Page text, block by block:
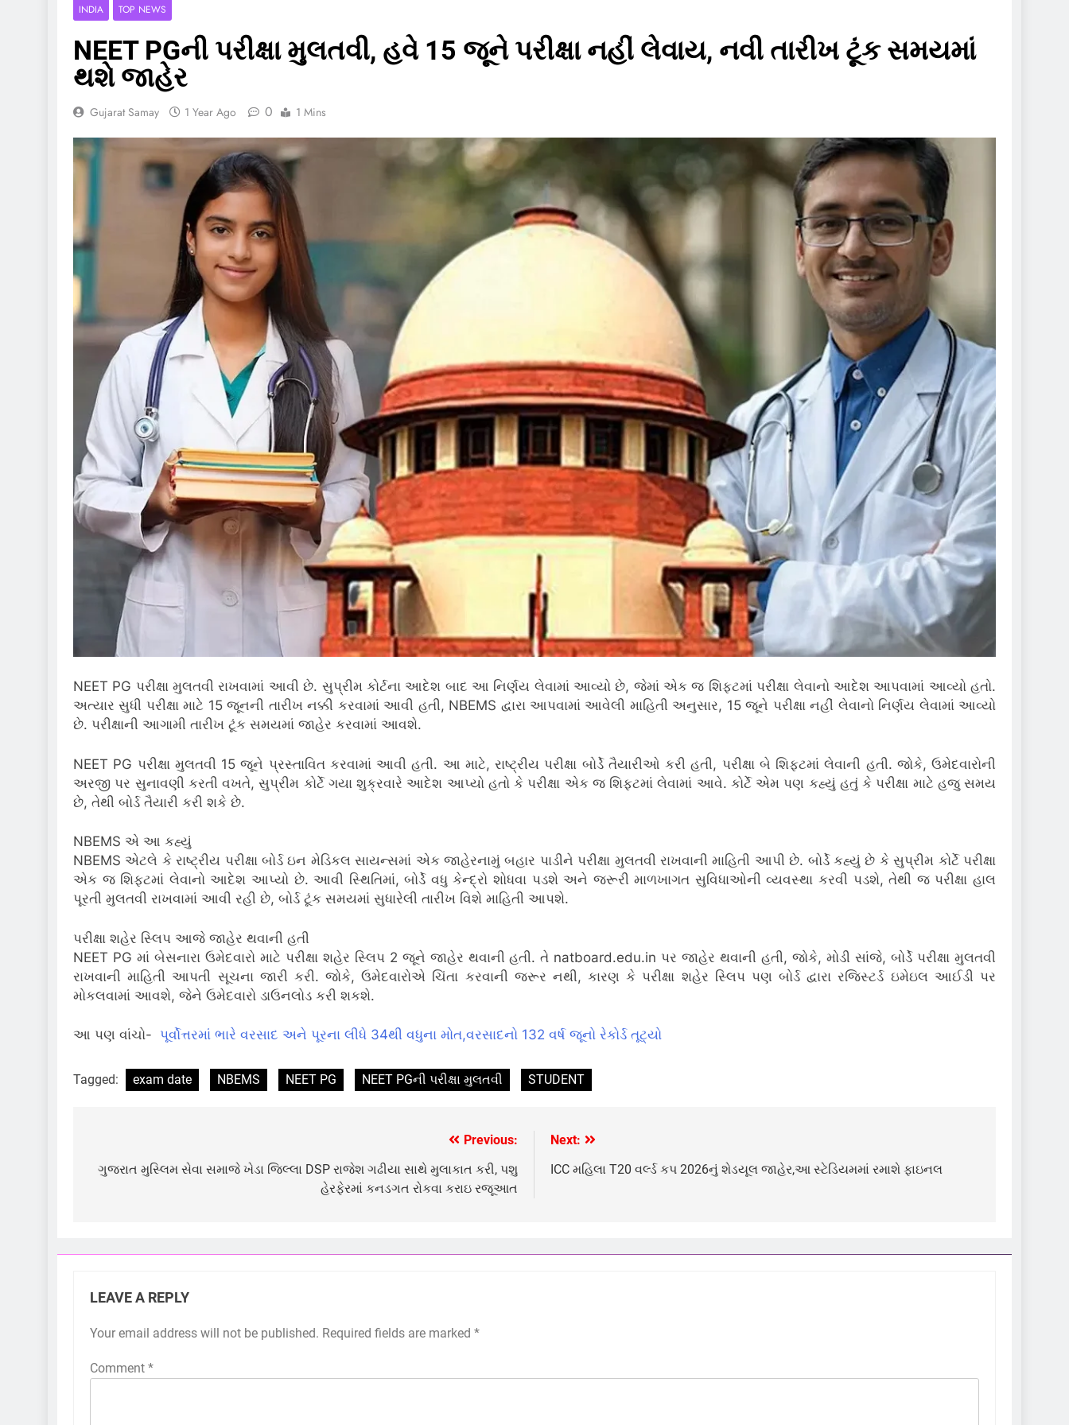
INDIA TOP NEWS
NEET PGની પરીક્ષા મુલતવી, હવે 15 જૂને પરીક્ષા નહીં લેવાય, નવી તારીખ ટૂંક સમયમાં
થશે જાહેર
Gujarat Samay 1 Year Ago 0 1 Mins
NEET PG પરીક્ષા મુલતવી રાખવામાં આવી છે. સુપ્રીમ કોર્ટના આદેશ બાદ આ નિર્ણય લેવામાં આવ્યો છે, જેમાં એક જ શિફ્ટમાં પરીક્ષા લેવાનો આદેશ આપવામાં આવ્યો હતો.
અત્યાર સુધી પરીક્ષા માટે 15 જૂનની તારીખ નક્કી કરવામાં આવી હતી, NBEMS દ્વારા આપવામાં આવેલી માહિતી અનુસાર, 15 જૂને પરીક્ષા નહીં લેવાનો નિર્ણય લેવામાં આવ્યો
છે. પરીક્ષાની આગામી તારીખ ટૂંક સમયમાં જાહેર કરવામાં આવશે.
NEET PG પરીક્ષા મુલતવી 15 જૂને પ્રસ્તાવિત કરવામાં આવી હતી. આ માટે, રાષ્ટ્રીય પરીક્ષા બોર્ડે તૈયારીઓ કરી હતી, પરીક્ષા બે શિફ્ટમાં લેવાની હતી. જોકે, ઉમેદવારોની
અરજી પર સુનાવણી કરતી વખતે, સુપ્રીમ કોર્ટે ગયા શુક્રવારે આદેશ આપ્યો હતો કે પરીક્ષા એક જ શિફ્ટમાં લેવામાં આવે. કોર્ટે એમ પણ કહ્યું હતું કે પરીક્ષા માટે હજુ સમય
છે, તેથી બોર્ડ તૈયારી કરી શકે છે.
NBEMS એ આ કહ્યું
NBEMS એટલે કે રાષ્ટ્રીય પરીક્ષા બોર્ડ ઇન મેડિકલ સાયન્સમાં એક જાહેરનામું બહાર પાડીને પરીક્ષા મુલતવી રાખવાની માહિતી આપી છે. બોર્ડે કહ્યું છે કે સુપ્રીમ કોર્ટે પરીક્ષા
એક જ શિફ્ટમાં લેવાનો આદેશ આપ્યો છે. આવી સ્થિતિમાં, બોર્ડે વધુ કેન્દ્રો શોધવા પડશે અને જરૂરી માળખાગત સુવિધાઓની વ્યવસ્થા કરવી પડશે, તેથી જ પરીક્ષા હાલ
પૂરતી મુલતવી રાખવામાં આવી રહી છે, બોર્ડ ટૂંક સમયમાં સુધારેલી તારીખ વિશે માહિતી આપશે.
પરીક્ષા શહેર સ્લિપ આજે જાહેર થવાની હતી
NEET PG માં બેસનારા ઉમેદવારો માટે પરીક્ષા શહેર સ્લિપ 2 જૂને જાહેર થવાની હતી. તે natboard.edu.in પર જાહેર થવાની હતી, જોકે, મોડી સાંજે, બોર્ડે પરીક્ષા મુલતવી
રાખવાની માહિતી આપતી સૂચના જારી કરી. જોકે, ઉમેદવારોએ ચિંતા કરવાની જરૂર નથી, કારણ કે પરીક્ષા શહેર સ્લિપ પણ બોર્ડ દ્વારા રજિસ્ટર્ડ ઇમેઇલ આઈડી પર
મોકલવામાં આવશે, જેને ઉમેદવારો ડાઉનલોડ કરી શકશે.
આ પણ વાંચો- પૂર્વોત્તરમાં ભારે વરસાદ અને પૂરના લીધે 34થી વધુના મોત,વરસાદનો 132 વર્ષ જૂનો રેકોર્ડ તૂટ્યો
Tagged: exam date NBEMS NEET PG NEET PGની પરીક્ષા મુલતવી STUDENT
navigation
Previous:
ગુજરાત મુસ્લિમ સેવા સમાજે ખેડા જિલ્લા DSP રાજેશ ગઢીયા સાથે મુલાકાત કરી, પશુ
હેરફેરમાં કનડગત રોકવા કરાઇ રજૂઆત
Next:
ICC મહિલા T20 વર્લ્ડ કપ 2026નું શેડયૂલ જાહેર,આ સ્ટેડિયમમાં રમાશે ફાઇનલ
LEAVE A REPLY
Your email address will not be published. Required fields are marked *
Comment *